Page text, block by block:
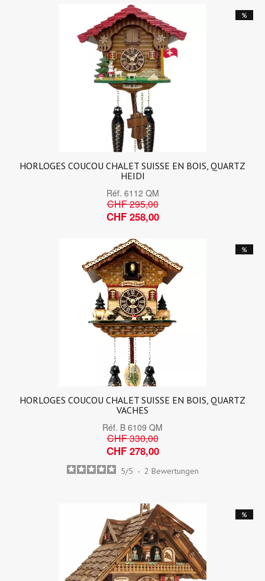
%
HORLOGES COUCOU CHALET SUISSE EN BOIS, QUARTZ
HEIDI
Réf. 6112 QM
CHF 295,00
CHF 258,00
%
HORLOGES COUCOU CHALET SUISSE EN BOIS, QUARTZ
VACHES
Réf. B 6109 QM
CHF 330,00
CHF 278,00
5/5 - 2 Bewertungen
%